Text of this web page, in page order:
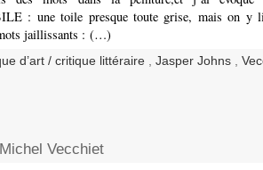
: une toile presque toute grise, mais on y
jaillissants : (…)
d’art / critique littéraire , Jasper Johns ,
Vecchiet